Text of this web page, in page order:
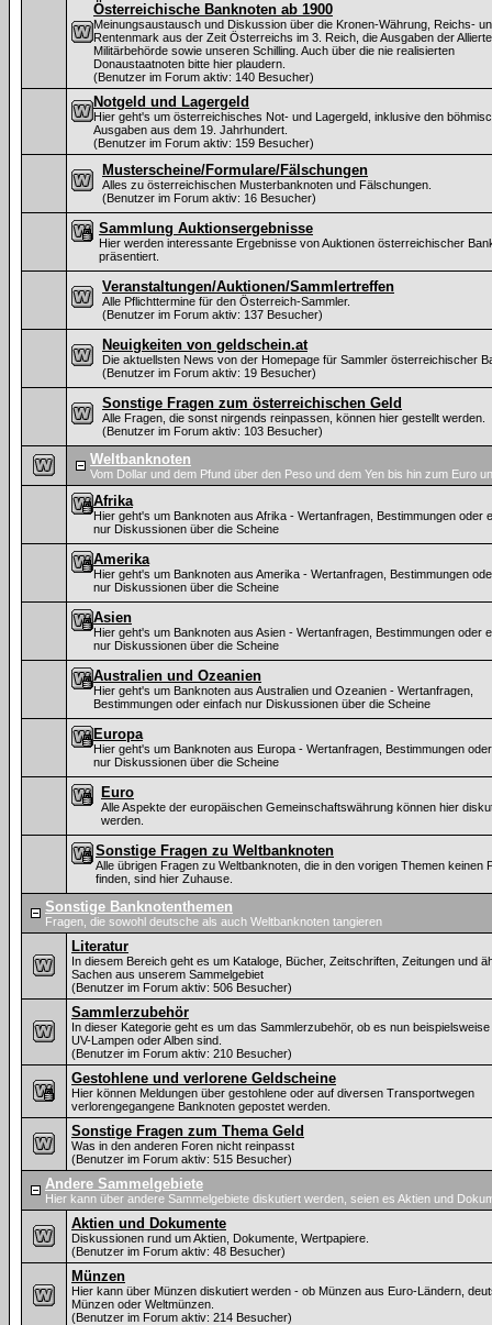
Österreichische Banknoten ab 1900
Meinungsaustausch und Diskussion über die Kronen-Währung, Reichs-
Rentenmark aus der Zeit Österreichs im 3. Reich, die Ausgaben der
Militärbehörde sowie unseren Schilling. Auch über die nie realisierten
Donaustaatnoten bitte hier plaudern.
(Benutzer im Forum aktiv: 140 Besucher)
Notgeld und Lagergeld
Hier geht's um österreichisches Not- und Lagergeld, inklusive den
Ausgaben aus dem 19. Jahrhundert.
(Benutzer im Forum aktiv: 159 Besucher)
Musterscheine/Formulare/Fälschungen
Alles zu österreichischen Musterbanknoten und Fälschungen.
(Benutzer im Forum aktiv: 16 Besucher)
Sammlung Auktionsergebnisse
Hier werden interessante Ergebnisse von Auktionen österreichischer
präsentiert.
Veranstaltungen/Auktionen/Sammlertreffen
Alle Pflichttermine für den Österreich-Sammler.
(Benutzer im Forum aktiv: 137 Besucher)
Neuigkeiten von geldschein.at
Die aktuellsten News von der Homepage für Sammler österreichischer
(Benutzer im Forum aktiv: 19 Besucher)
Sonstige Fragen zum österreichischen Geld
Alle Fragen, die sonst nirgends reinpassen, können hier gestellt werden.
(Benutzer im Forum aktiv: 103 Besucher)
Weltbanknoten
Vom Dollar und dem Pfund über den Peso und dem Yen bis hin zum Euro
Afrika
Hier geht's um Banknoten aus Afrika - Wertanfragen, Bestimmungen oder
nur Diskussionen über die Scheine
Amerika
Hier geht's um Banknoten aus Amerika - Wertanfragen, Bestimmungen
nur Diskussionen über die Scheine
Asien
Hier geht's um Banknoten aus Asien - Wertanfragen, Bestimmungen oder
nur Diskussionen über die Scheine
Australien und Ozeanien
Hier geht's um Banknoten aus Australien und Ozeanien - Wertanfragen,
Bestimmungen oder einfach nur Diskussionen über die Scheine
Europa
Hier geht's um Banknoten aus Europa - Wertanfragen, Bestimmungen
nur Diskussionen über die Scheine
Euro
Alle Aspekte der europäischen Gemeinschaftswährung können hier
werden.
Sonstige Fragen zu Weltbanknoten
Alle übrigen Fragen zu Weltbanknoten, die in den vorigen Themen keinen
finden, sind hier Zuhause.
Sonstige Banknotenthemen
Fragen, die sowohl deutsche als auch Weltbanknoten tangieren
Literatur
In diesem Bereich geht es um Kataloge, Bücher, Zeitschriften, Zeitungen und
Sachen aus unserem Sammelgebiet
(Benutzer im Forum aktiv: 506 Besucher)
Sammlerzubehör
In dieser Kategorie geht es um das Sammlerzubehör, ob es nun
UV-Lampen oder Alben sind.
(Benutzer im Forum aktiv: 210 Besucher)
Gestohlene und verlorene Geldscheine
Hier können Meldungen über gestohlene oder auf diversen Transportwegen
verlorengegangene Banknoten gepostet werden.
Sonstige Fragen zum Thema Geld
Was in den anderen Foren nicht reinpasst
(Benutzer im Forum aktiv: 515 Besucher)
Andere Sammelgebiete
Hier kann über andere Sammelgebiete diskutiert werden, seien es Aktien und
Aktien und Dokumente
Diskussionen rund um Aktien, Dokumente, Wertpapiere.
(Benutzer im Forum aktiv: 48 Besucher)
Münzen
Hier kann über Münzen diskutiert werden - ob Münzen aus Euro-Ländern,
Münzen oder Weltmünzen.
(Benutzer im Forum aktiv: 214 Besucher)